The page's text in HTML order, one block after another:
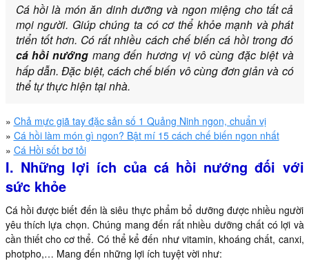
Cá hồi là món ăn dinh dưỡng và ngon miệng cho tất cả
mọi người. Giúp chúng ta có cơ thể khỏe mạnh và phát
triển tốt hơn. Có rất nhiều cách chế biến cá hồi trong đó
cá hồi nướngmang đến hương vị vô cùng đặc biệt và
hấp dẫn. Đặc biệt, cách chế biến vô cùng đơn giản và có
thể tự thực hiện tại nhà.
» Chả mực giã tay đặc sản số 1 Quảng Ninh ngon, chuẩn vị
» Cá hồi làm món gì ngon? Bật mí 15 cách chế biến ngon nhất
» Cá Hồi sốt bơ tỏi
I. Những lợi ích của cá hồi nướng đối với
sức khỏe
Cá hồi được biết đến là siêu thực phẩm bổ dưỡng được nhiều người
yêu thích lựa chọn. Chúng mang đến rất nhiều dưỡng chất có lợi và
cần thiết cho cơ thể. Có thể kể đến như vitamin, khoáng chất, canxi,
photpho,… Mang đến những lợi ích tuyệt vời như: